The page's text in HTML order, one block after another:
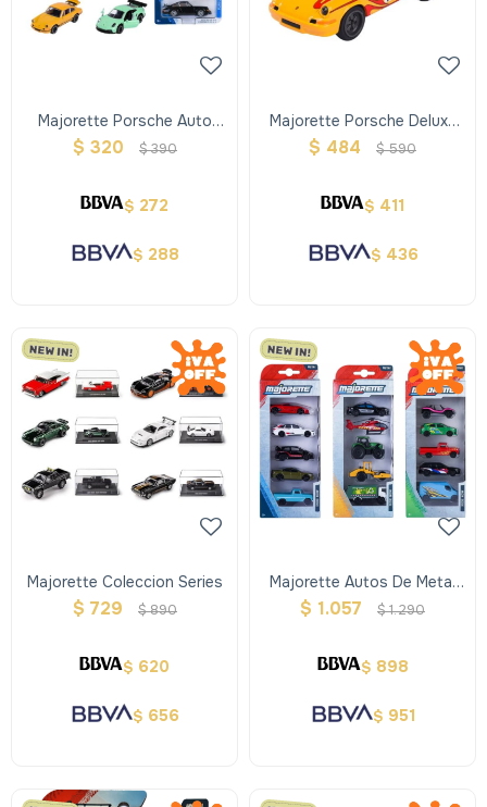
Majorette Porsche Auto
Metal
$ 320 $390
$ 272
$ 288
Majorette Porsche Deluxe
Cars
$ 484 $ 590
$ 411
$ 436
Majorette Coleccion Series
$ 729 $890
$ 620
$ 656
Majorette Autos De Metal
Pack X 5
$ 1.057 $1.290
$ 898
$ 951